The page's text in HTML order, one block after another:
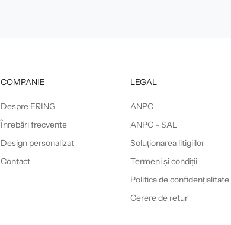
COMPANIE
Despre ERING
Înrebări frecvente
Design personalizat
Contact
LEGAL
ANPC
ANPC - SAL
Soluționarea litigiilor
Termeni și condiții
Politica de confidențialitate
Cerere de retur